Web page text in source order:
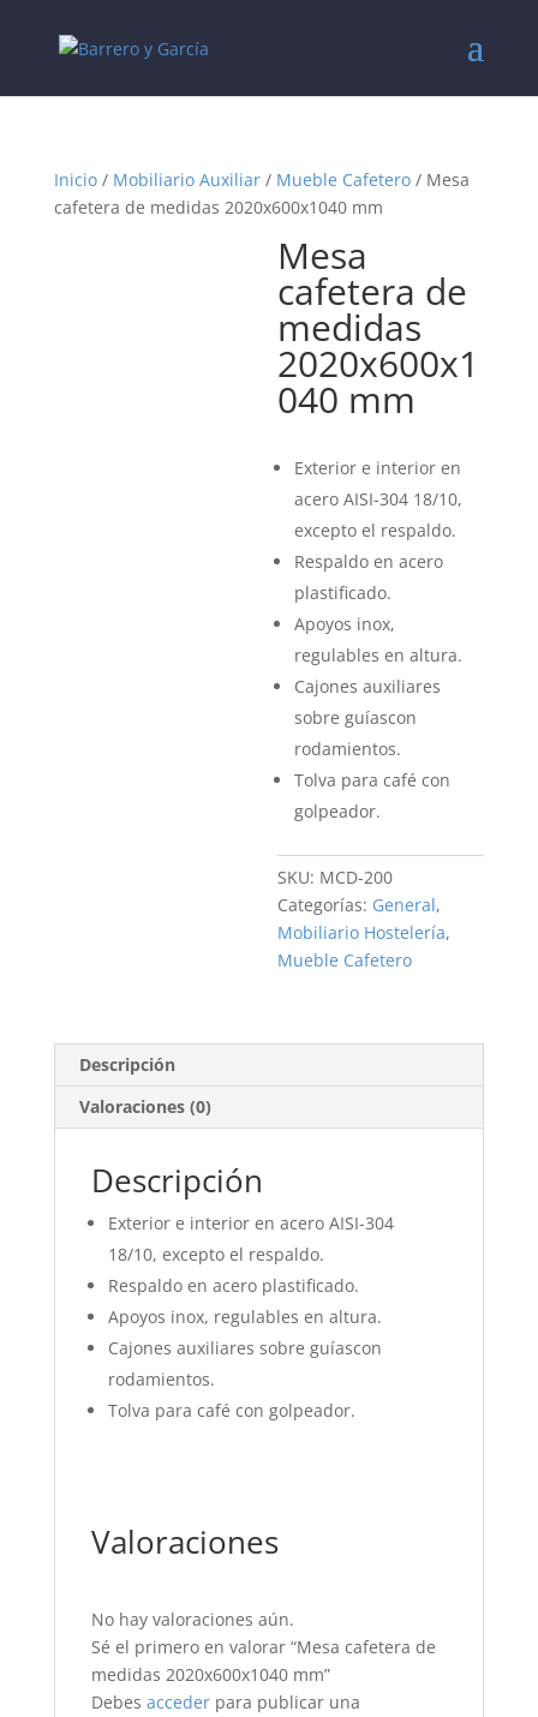
Inicio/ Mobiliario Auxiliar/ Mueble Cafetero/ Mesa
cafetera de medidas 2020x600x1040 mm
Mesa
cafetera de
medidas
2020x600x1
040 mm
Exterior e interior en
acero AISI-304 18/10,
excepto el respaldo.
Respaldo en acero
plastificado.
Apoyos inox,
regulables en altura.
Cajones auxiliares
sobre guíascon
rodamientos.
Tolva para café con
golpeador.
SKU: MCD-200
Categorías: General,
Mobiliario Hostelería,
Mueble Cafetero
Descripción
Valoraciones (0)
Descripción
Exterior e interior en acero AISI-304
18/10, excepto el respaldo.
Respaldo en acero plastificado.
Apoyos inox, regulables en altura.
Cajones auxiliares sobre guíascon
rodamientos.
Tolva para café con golpeador.
Valoraciones
No hay valoraciones aún.
Sé el primero en valorar “Mesa cafetera de
medidas 2020x600x1040 mm”
Debes accederpara publicar una